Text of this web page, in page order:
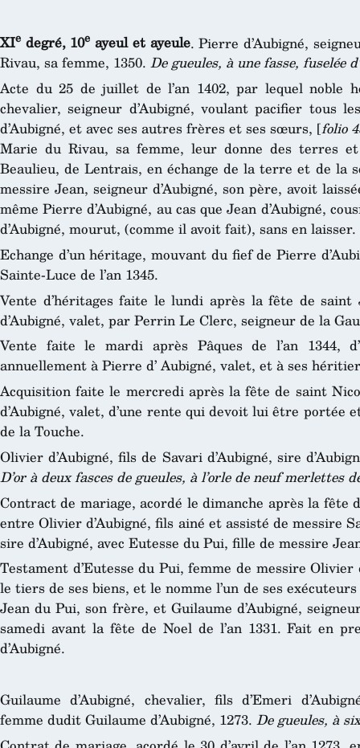
XIe degré, 10e ayeul et ayeule. Pierre d’Aubigné,
Rivau, sa femme, 1350. De gueules, à une fasse, fuselée
Acte du 25 de juillet de l’an 1402, par lequel noble
chevalier, seigneur d’Aubigné, voulant pacifier tous
d’Aubigné, et avec ses autres frères et ses sœurs, [folio
Marie du Rivau, sa femme, leur donne des terres
Beaulieu, de Lentrais, en échange de la terre et de la
messire Jean, seigneur d’Aubigné, son père, avoit
même Pierre d’Aubigné, au cas que Jean d’Aubigné,
d’Aubigné, mourut, (comme il avoit fait), sans en laisser.
Echange d’un héritage, mouvant du fief de Pierre
Sainte-Luce de l’an 1345.
Vente d’héritages faite le lundi après la fête de saint
d’Aubigné, valet, par Perrin Le Clerc, seigneur de la
Vente faite le mardi après Pâques de l’an 1344,
annuellement à Pierre d’ Aubigné, valet, et à ses
Acquisition faite le mercredi après la fête de saint
d’Aubigné, valet, d’une rente qui devoit lui être portée
de la Touche.
Olivier d’Aubigné, fils de Savari d’Aubigné, sire
D’or à deux fasces de gueules, à l’orle de neuf merlettes
Contract de mariage, acordé le dimanche après la fête
entre Olivier d’Aubigné, fils ainé et assisté de messire
sire d’Aubigné, avec Eutesse du Pui, fille de messire
Testament d’Eutesse du Pui, femme de messire
le tiers de ses biens, et le nomme l’un de ses
Jean du Pui, son frère, et Guilaume d’Aubigné,
samedi avant la fête de Noel de l’an 1331. Fait en
d’Aubigné.
Guilaume d’Aubigné, chevalier, fils d’Emeri
femme dudit Guilaume d’Aubigné, 1273. De gueules, à